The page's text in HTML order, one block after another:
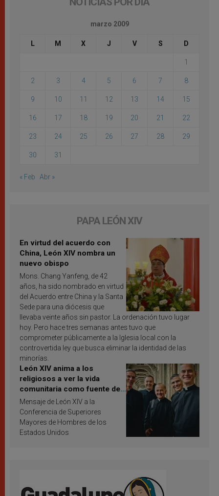
marzo 2009
L M X J V S D
1
2 3 4 5 6 7 8
9 10 11 12 13 14 15
16 17 18 19 20 21 22
23 24 25 26 27 28 29
30 31
« Feb Abr »
PAPA LEÓN XIV
En virtud del acuerdo con
China, León XIV nombra un
nuevo obispo
Mons. Chang Yanfeng, de 42
años, ha sido nombrado en virtud
del Acuerdo entre China y la Santa
Sede para una diócesis que
llevaba veinte años sin pastor. La ordenación tuvo lugar
hoy. Pero hace tres semanas antes tuvo que
comprometer públicamente a la Iglesia local con la
controvertida ley que busca eliminar la identidad de las
minorías.
León XIV anima a los
religiosos a ver la vida
comunitaria como fuente de
inspiración y santificación
Mensaje de León XIV a la
Conferencia de Superiores
Mayores de Hombres de los
Estados Unidos